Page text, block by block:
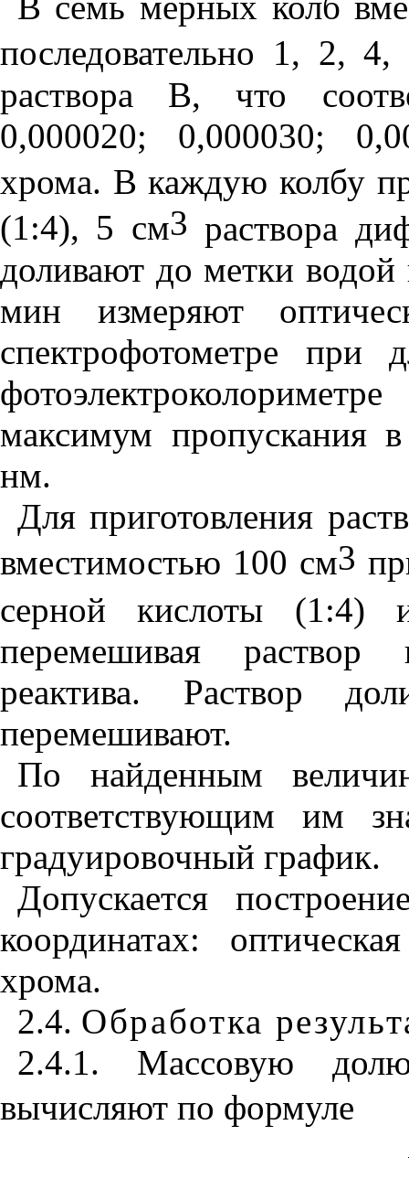
последовательно 1, 2,
раствора В, что
0,000020; 0,000030;
хрома. В каждую колбу
(1:4), 5 см3 раствора
доливают до метки
мин измеряют
спектрофотометре
максимум пропускания
нм.
Для приготовления
вместимостью 100 см3
серной кислоты
перемешивая раствор
реактива. Раствор
перемешивают.
По найденным
соответствующим им
градуировочный график.
Допускается
координатах:
хрома.
2.4. Обработка
2.4.1. Массовую
вычисляют по формуле